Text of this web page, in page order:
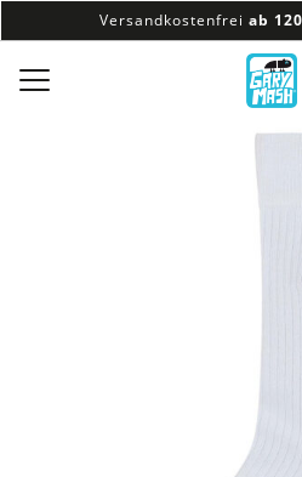
Versandkostenfrei ab
100% veganes & fair
Versandkostenfrei ab 120€